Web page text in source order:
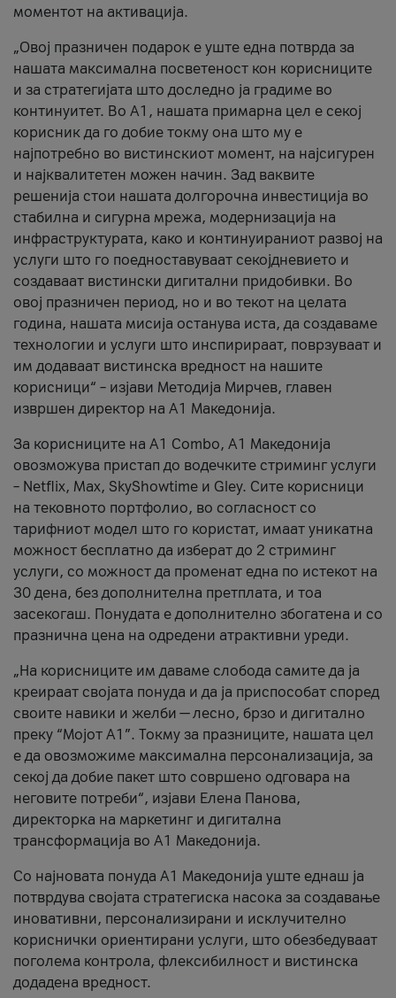
моментот на активација.
„Овој празничен подарок е уште една потврда за
нашата максимална посветеност кон корисниците
и за стратегијата што доследно ја градиме во
континуитет. Во А1, нашата примарна цел е секој
корисник да го добие токму она што му е
најпотребно во вистинскиот момент, на најсигурен
и најквалитетен можен начин. Зад ваквите
решенија стои нашата долгорочна инвестиција во
стабилна и сигурна мрежа, модернизација на
инфраструктурата, како и континуираниот развој на
услуги што го поедноставуваат секојдневието и
создаваат вистински дигитални придобивки. Во
овој празничен период, но и во текот на целата
година, нашата мисија останува иста, да создаваме
технологии и услуги што инспирираат, поврзуваат и
им додаваат вистинска вредност на нашите
корисници“ – изјави Методија Мирчев, главен
извршен директор на А1 Македонија.
За корисниците на A1 Combo, А1 Македонија
овозможува пристап до водечките стриминг услуги
– Netflix, Max, SkyShowtime и Gley. Сите корисници
на тековното портфолио, во согласност со
тарифниот модел што го користат, имаат уникатна
можност бесплатно да изберат до 2 стриминг
услуги, со можност да променат една по истекот на
30 дена, без дополнителна претплата, и тоа
засекогаш. Понудата е дополнително збогатена и со
празнична цена на одредени атрактивни уреди.
„На корисниците им даваме слобода самите да ја
креираат својата понуда и да ја приспособат според
своите навики и желби — лесно, брзо и дигитално
преку “Мојот А1”. Токму за празниците, нашата цел
е да овозможиме максимална персонализација, за
секој да добие пакет што совршено одговара на
неговите потреби“, изјави Елена Панова,
директорка на маркетинг и дигитална
трансформација во А1 Македонија.
Со најновата понуда А1 Македонија уште еднаш ја
потврдува својата стратегиска насока за создавање
иновативни, персонализирани и исклучително
кориснички ориентирани услуги, што обезбедуваат
поголема контрола, флексибилност и вистинска
додадена вредност.